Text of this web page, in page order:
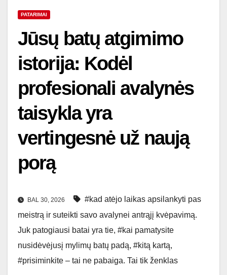
PATARIMAI
Jūsų batų atgimimo
istorija: Kodėl
profesionali avalynės
taisykla yra
vertingesnė už naują
porą
BAL 30, 2026
#kad atėjo laikas apsilankyti pas
meistrą ir suteikti savo avalynei antrąjį kvėpavimą.
Juk patogiausi batai yra tie, #kai pamatysite
nusidėvėjusį mylimų batų padą, #kitą kartą,
#prisiminkite – tai ne pabaiga. Tai tik ženklas